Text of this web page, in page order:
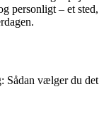
personligt – et
Sådan vælger du